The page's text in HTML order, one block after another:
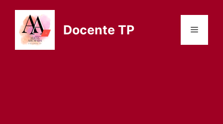
contenido
Docente TP Menú